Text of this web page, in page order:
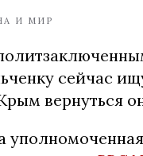
И МИР
сейчас
вернуться